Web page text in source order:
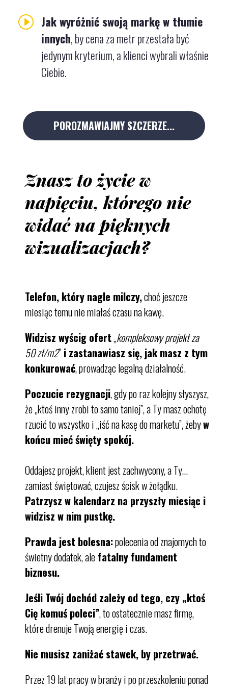
I Jak wyróżnić swoją markę w tłumie
innych, by cena za metr przestała być
jedynym kryterium, a klienci wybrali właśnie
Ciebie.
POROZMAWIAJMY SZCZERZE...
Znasz to życie w
napięciu, którego nie
widać na pięknych
wizualizacjach?
Telefon, który nagle milczy,choć jeszcze
miesiąc temu nie miałaś czasu na kawę.
Widzisz wyścig ofert„kompleksowy projekt za
50 zł/m2”i zastanawiasz się, jak masz z tym
konkurować, prowadząc legalną działalność.
Poczucie rezygnacji, gdy po raz kolejny słyszysz,
że „ktoś inny zrobi to samo taniej”, a Ty masz ochotę
rzucić to wszystko i „iść na kasę do marketu”, żebyw
końcu mieć święty spokój.
Oddajesz projekt, klient jest zachwycony, a Ty…
zamiast świętować, czujesz ścisk w żołądku.
Patrzysz w kalendarz na przyszły miesiąc i
widzisz w nim pustkę.
Prawda jest bolesna:polecenia od znajomych to
świetny dodatek, alefatalny fundament
biznesu.
Jeśli Twój dochód zależy od tego, czy „ktoś
Cię komuś poleci”, to ostatecznie masz firmę,
które drenuje Twoją energię i czas.
Nie musisz zaniżać stawek, by przetrwać.
Przez 19 lat pracy w branży i po przeszkoleniu ponad